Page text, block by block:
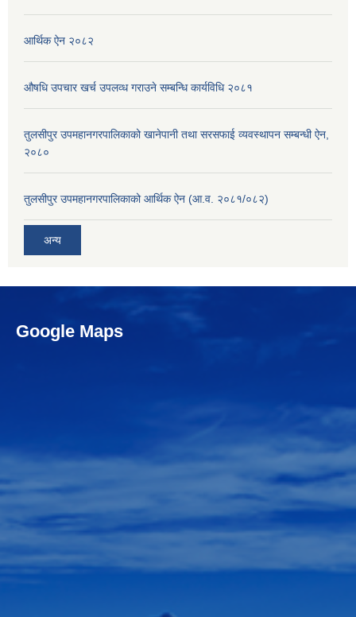
आर्थिक ऐन २०८२
औषधि उपचार खर्च उपलव्ध गराउने सम्बन्धि कार्यविधि २०८१
तुलसीपुर उपमहानगरपालिकाको खानेपानी तथा सरसफाई व्यवस्थापन सम्बन्धी ऐन,
२०८०
तुलसीपुर उपमहानगरपालिकाको आर्थिक ऐन (आ.व. २०८१/०८२)
अन्य
Google Maps